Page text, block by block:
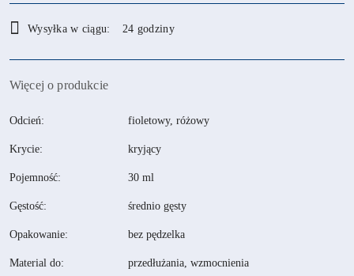
i
dostawa
Wysyłka w ciągu: 24 godziny
Więcej o produkcie
Odcień: fioletowy, różowy
Krycie: kryjący
Pojemność: 30 ml
Gęstość: średnio gęsty
Opakowanie: bez pędzelka
Material do: przedłużania, wzmocnienia